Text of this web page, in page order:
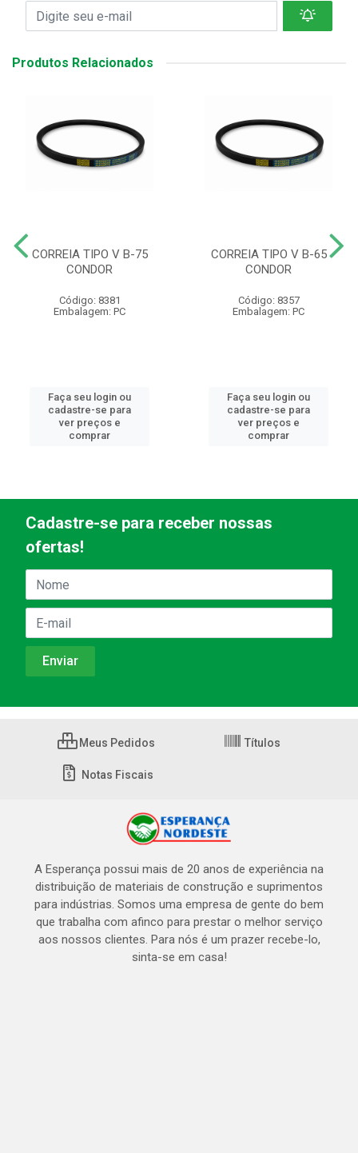
Produtos Relacionados
CORREIA TIPO V B-75
CONDOR
Código: 8381
Embalagem: PC
Faça seu login ou
cadastre-se para
ver preços e
comprar
CORREIA TIPO V B-65
CONDOR
Código: 8357
Embalagem: PC
Faça seu login ou
cadastre-se para
ver preços e
comprar
Cadastre-se para receber nossas
ofertas!
Meus Pedidos Títulos
Notas Fiscais
A Esperança possui mais de 20 anos de experiência na
distribuição de materiais de construção e suprimentos
para indústrias. Somos uma empresa de gente do bem
que trabalha com afinco para prestar o melhor serviço
aos nossos clientes. Para nós é um prazer recebe-lo,
sinta-se em casa!